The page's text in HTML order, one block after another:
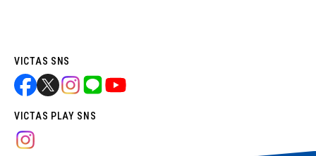
VICTAS SNS
VICTAS PLAY SNS